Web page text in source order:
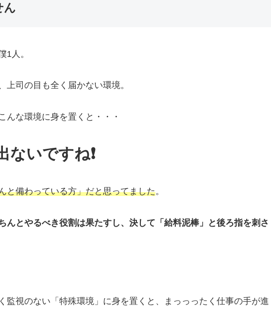
ん
1人。
司の目も全く届かない環境。
んな環境に身を置くと・・・
いですね❗️
と備わっている方」だと思ってました。
んとやるべき役割は果たすし、決して「給料泥棒」と後ろ指を刺さ
監視のない「特殊環境」に身を置くと、まっっったく仕事の手が進